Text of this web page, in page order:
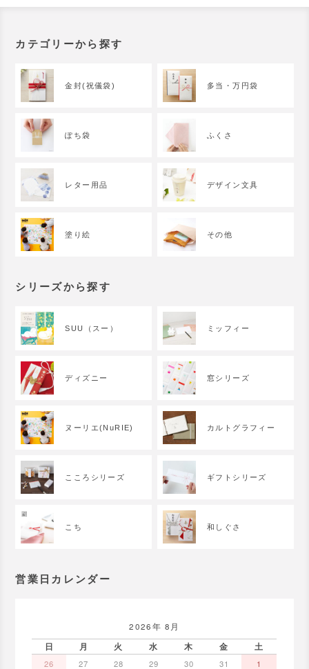
カテゴリーから探す
金封(祝儀袋) 多当・万円袋
ぽち袋 ふくさ
レター用品 デザイン文具
塗り絵 その他
シリーズから探す
SUU（スー） ミッフィー
ディズニー 窓シリーズ
ヌーリエ(NuRIE) カルトグラフィー
こころシリーズ ギフトシリーズ
こち 和しぐさ
営業日カレンダー
2026年 8月
日 月 火 水 木 金 土
26 27 28 29 30 31
1